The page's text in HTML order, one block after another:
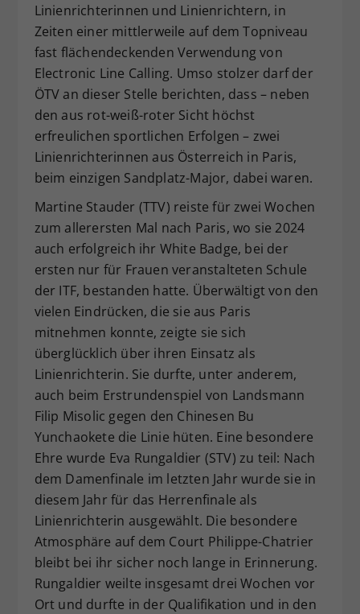
Linienrichterinnen und Linienrichtern, in
Zeiten einer mittlerweile auf dem Topniveau
fast flächendeckenden Verwendung von
Electronic Line Calling. Umso stolzer darf der
ÖTV an dieser Stelle berichten, dass – neben
den aus rot-weiß-roter Sicht höchst
erfreulichen sportlichen Erfolgen – zwei
Linienrichterinnen aus Österreich in Paris,
beim einzigen Sandplatz-Major, dabei waren.
Martine Stauder (TTV) reiste für zwei Wochen
zum allerersten Mal nach Paris, wo sie 2024
auch erfolgreich ihr White Badge, bei der
ersten nur für Frauen veranstalteten Schule
der ITF, bestanden hatte. Überwältigt von den
vielen Eindrücken, die sie aus Paris
mitnehmen konnte, zeigte sie sich
überglücklich über ihren Einsatz als
Linienrichterin. Sie durfte, unter anderem,
auch beim Erstrundenspiel von Landsmann
Filip Misolic gegen den Chinesen Bu
Yunchaokete die Linie hüten. Eine besondere
Ehre wurde Eva Rungaldier (STV) zu teil: Nach
dem Damenfinale im letzten Jahr wurde sie in
diesem Jahr für das Herrenfinale als
Linienrichterin ausgewählt. Die besondere
Atmosphäre auf dem Court Philippe-Chatrier
bleibt bei ihr sicher noch lange in Erinnerung.
Rungaldier weilte insgesamt drei Wochen vor
Ort und durfte in der Qualifikation und in den